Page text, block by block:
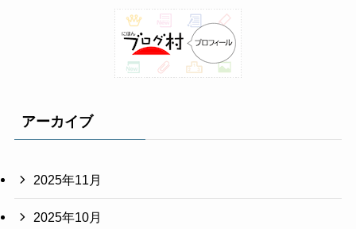
アーカイブ
2025年11月
2025年10月